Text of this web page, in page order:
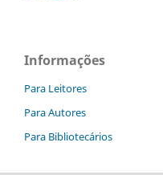
Informações
Para Leitores
Para Autores
Para Bibliotecários